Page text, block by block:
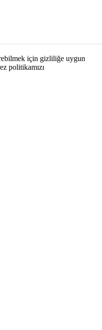
için gizliliğe uygun
politikamızı